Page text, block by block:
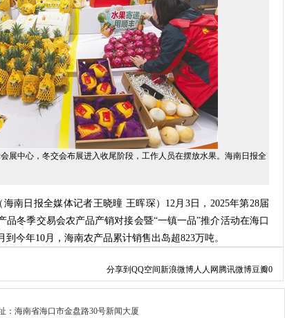
中心，冬交会布展进入收尾阶段，工作人员在摆放水果。海南日报全
日报全媒体记者王晓曈 王晖琛）12月3日，2025年第28届
品冬季交易会农产品产销对接会暨“一镇一品”推介活动在海口
今年10月，海南农产品累计销售出岛超823万吨。
指山等8个市县的数十家供应商，带来了热带水果、冬季瓜
品，集中展示了“一镇一品”的特色与成果。省外大型农批市场
分享到 QQ空间新浪微博人人网 腾讯微博豆瓣0